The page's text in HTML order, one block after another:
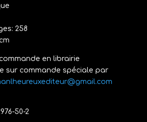
258
en librairie
sur commande spéciale par
50-2